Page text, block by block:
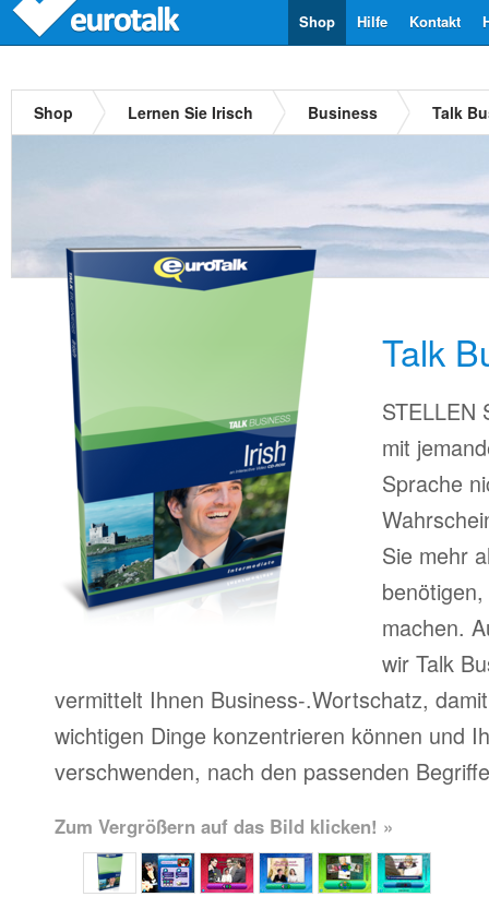
Kontakt
Hilfe
Shop
Shop Lernen Sie Irisch Business Talk
Talk
STELLEN
mit
Sprache
Sie mehr
machen.
wir Talk
vermittelt Ihnen Business-.Wortschatz,
wichtigen Dinge konzentrieren können und
verschwenden, nach den passenden
Zum Vergrößern auf das Bild klicken! »